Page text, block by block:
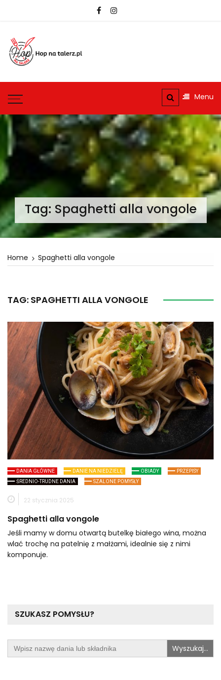
każdą okazję
Menu
Tag: Spaghetti alla vongole
Home Spaghetti alla vongole
TAG: SPAGHETTI ALLA VONGOLE
DANIA GŁÓWNE DANIE NA NIEDZIELĘ OBIADY
PRZEPISY
ŚREDNIO-TRUDNE DANIA
SZALONE POMYSŁY
22 stycznia 2025
Spaghetti alla vongole
Jeśli mamy w domu otwartą butelkę białego wina, można
wlać trochę na patelnię z małżami, idealnie się z nimi
komponuje.
SZUKASZ POMYSŁU?
Search
for: